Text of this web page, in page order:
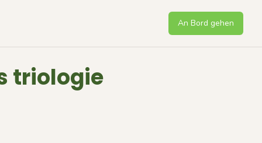
An Bord gehen
triologie